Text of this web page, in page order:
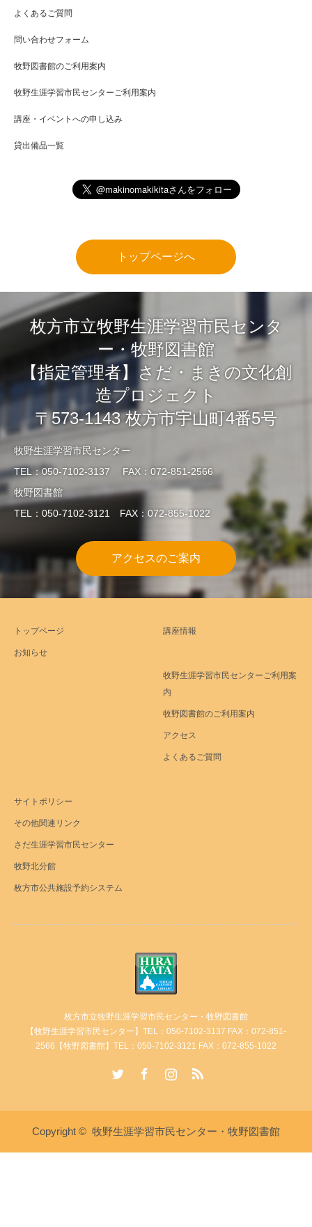
よくあるご質問
問い合わせフォーム
牧野図書館のご利用案内
牧野生涯学習市民センターご利用案内
講座・イベントへの申し込み
貸出備品一覧
トップページへ
枚方市立牧野生涯学習市民センタ
ー・牧野図書館
【指定管理者】さだ・まきの文化創
造プロジェクト
〒573-1143 枚方市宇山町4番5号
牧野生涯学習市民センター
TEL：050-7102-3137 FAX：072-851-2566
牧野図書館
TEL：050-7102-3121 FAX：072-855-1022
アクセスのご案内
トップページ
お知らせ
講座情報
牧野生涯学習市民センターご利用案
内
牧野図書館のご利用案内
アクセス
よくあるご質問
サイトポリシー
その他関連リンク
さだ生涯学習市民センター
牧野北分館
枚方市公共施設予約システム
枚方市立牧野生涯学習市民センター・牧野図書館
【牧野生涯学習市民センター】TEL：050-7102-3137 FAX：072-851-
2566【牧野図書館】TEL：050-7102-3121 FAX：072-855-1022
Copyright © 牧野生涯学習市民センター・牧野図書館